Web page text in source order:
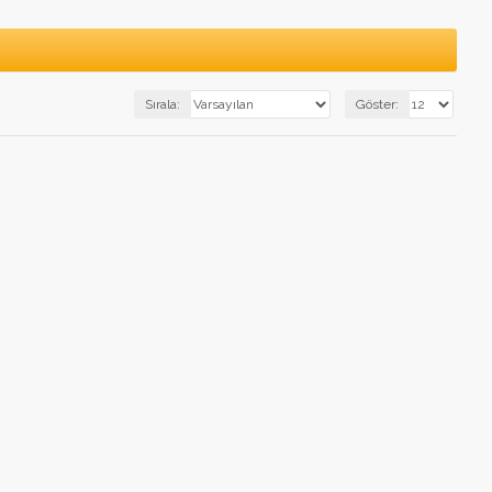
Sırala: Göster: